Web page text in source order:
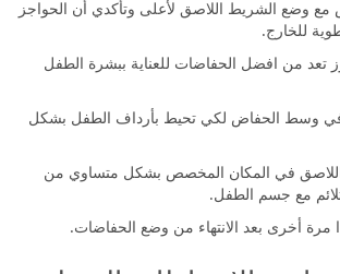
مع وضع الشريط اللاصق لأعلى وتأكدي أن الحواجز
للخارج.
تعد من افضل الحفاضات للعناية ببشرة الطفل
وسط الحفاض لكي تحيط بأرداف الطفل بشكل
في المكان المخصص بشكل متساوي من
مع جسم الطفل.
أخرى بعد الانتهاء من وضع الحفاضات.